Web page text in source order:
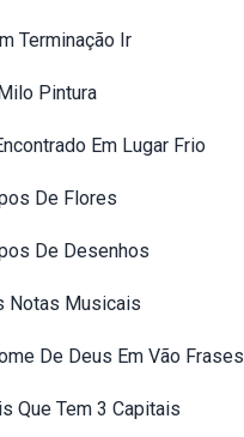
Terminação Ir
Pintura
Em Lugar Frio
De Flores
De Desenhos
Notas Musicais
De Deus Em Vão Frases
Que Tem 3 Capitais